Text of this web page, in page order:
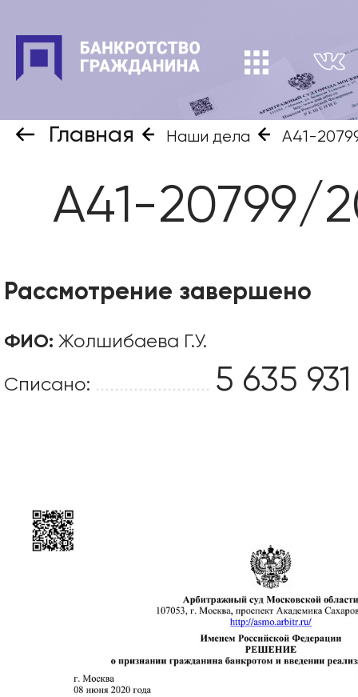
Главная Наши дела А41-
А41-20799/
Рассмотрение завершено
ФИО: Жолшибаева Г.У.
Списано: ........................ 5 635